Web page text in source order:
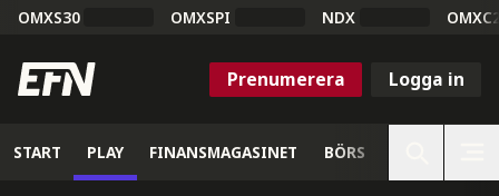
OMXS30 OMXSPI NDX
Prenumerera Logga in
START PLAY FINANSMAGASINET BÖRS